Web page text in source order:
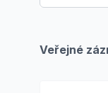
Veřejné